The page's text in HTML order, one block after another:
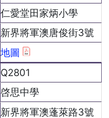
仁愛堂田家炳小學
新界將軍澳唐俊街3號
地圖
Q2801
啓思中學
新界將軍澳蓬萊路3號